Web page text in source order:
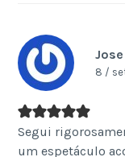
8 /
Segui
um espetáculo